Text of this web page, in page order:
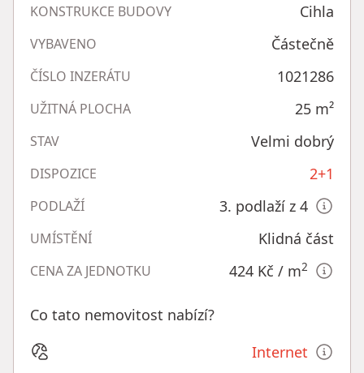
KONSTRUKCE BUDOVY Cihla
VYBAVENO Částečně
ČÍSLO INZERÁTU 1021286
UŽITNÁ PLOCHA 25 m²
STAV Velmi dobrý
DISPOZICE 2+1
PODLAŽÍ 3. podlaží z 4
UMÍSTĚNÍ Klidná část
CENA ZA JEDNOTKU 424 Kč / m2
Co tato nemovitost nabízí?
Internet